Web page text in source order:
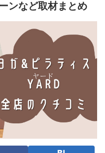
ンなど取材まとめ